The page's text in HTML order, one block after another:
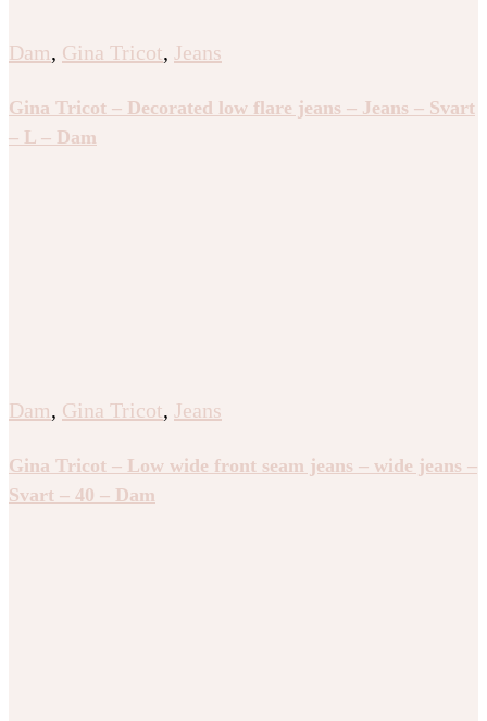
Dam, Gina Tricot, Jeans
Gina Tricot – Decorated low flare jeans – Jeans – Svart
– L – Dam
Dam, Gina Tricot, Jeans
Gina Tricot – Low wide front seam jeans – wide jeans –
Svart – 40 – Dam